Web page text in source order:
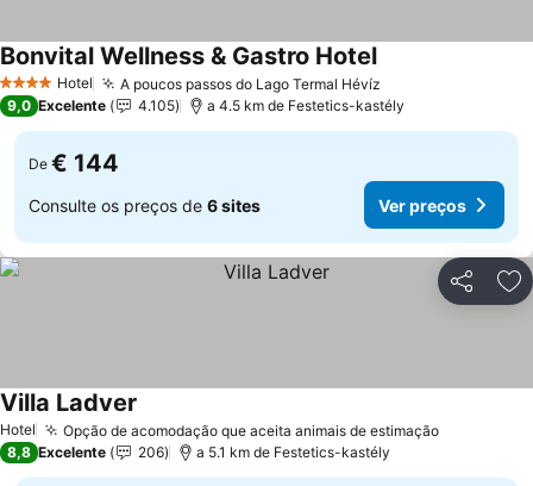
4 EstrelasHotel A poucos passos do Lago Termal Hévíz
Bonvital Wellness & Gastro Hotel
9,0 Excelente 4.105 a 4.5 km de Festetics-kastély
De € 144
Consulte os preços de 6 sites Ver preços
Partilhar
Hotel Opção de acomodação que aceita animais de estimação
Villa Ladver
8,8 Excelente 206 a 5.1 km de Festetics-kastély